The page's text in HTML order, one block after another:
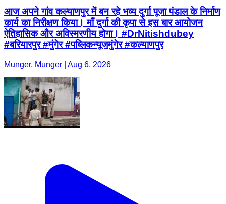
आज अपने गांव कल्याणपुर में बन रहे भव्य दुर्गा पूजा पंडाल के निर्माण
कार्य का निरीक्षण किया। माँ दुर्गा की कृपा से इस बार आयोजन
ऐतिहासिक और अविस्मरणीय होगा। #DrNitishdubey
#बरियारपुर #मुंगेर #पब्लिकन्यूजमुंगेर #कल्याणपुर
Munger, Munger | Aug 6, 2026